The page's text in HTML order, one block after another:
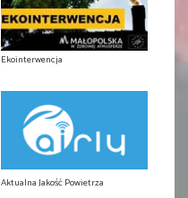
Ekointerwencja
Aktualna Jakość Powietrza